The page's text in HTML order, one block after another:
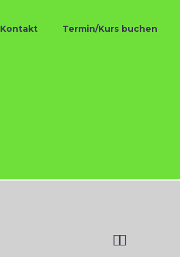
Kontakt Termin/Kurs buchen
